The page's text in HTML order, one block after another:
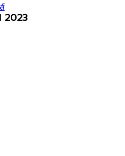
2023